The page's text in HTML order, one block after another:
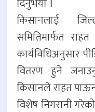
दिनुभयो ।
किसानलाई
समितिमार्फत
कार्यविधिअनुसार
वितरण हुने
किसानले राहत
विशेष निगरानी